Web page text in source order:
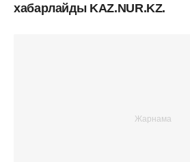
хабарлайды KAZ.NUR.KZ.